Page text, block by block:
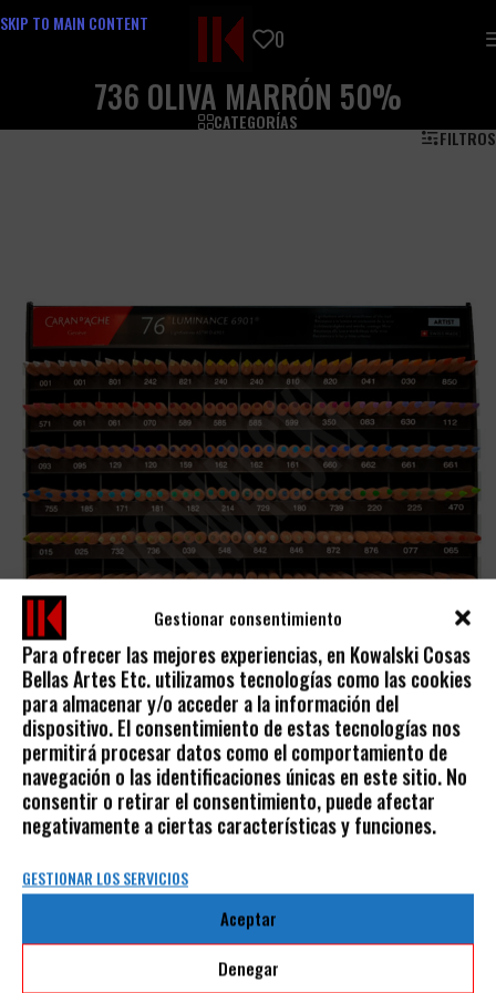
Gestionar consentimiento
Para ofrecer las mejores experiencias, en Kowalski Cosas
Bellas Artes Etc. utilizamos tecnologías como las cookies
para almacenar y/o acceder a la información del
dispositivo. El consentimiento de estas tecnologías nos
permitirá procesar datos como el comportamiento de
navegación o las identificaciones únicas en este sitio. No
consentir o retirar el consentimiento, puede afectar
negativamente a ciertas características y funciones.
GESTIONAR LOS SERVICIOS
Aceptar
Denegar
SKIP TO MAIN CONTENT
0
736 OLIVA MARRÓN 50%
CATEGORÍAS
FILTROS
LUMINANCE 6901 CARAN D´ACHE
CARAN D´ACHE
4,50€ IVA incluido
AVISO LEGAL
POLÍTICA DE PRIVACIDAD